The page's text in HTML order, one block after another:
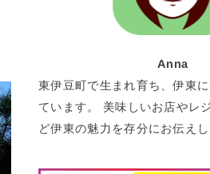
Anna
東伊豆町で生まれ育ち、伊東
ています。 美味しいお店やレ
ど伊東の魅力を存分にお伝えし